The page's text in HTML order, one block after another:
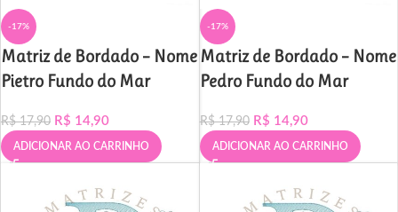
-17%
Matriz de Bordado – Nome
Pietro Fundo do Mar
R$17,90 R$ 14,90
ADICIONAR AO CARRINHO
-17%
Matriz de Bordado – Nome
Pedro Fundo do Mar
R$17,90 R$ 14,90
ADICIONAR AO CARRINHO